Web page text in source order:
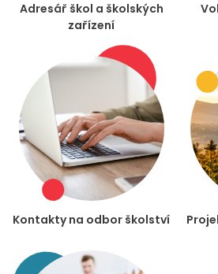
Adresář škol a školských
zařízení
Kontakty na odbor školství